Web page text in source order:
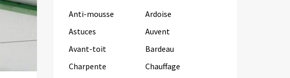
Anti-mousse
Ardoise
Astuces
Auvent
Avant-toit
Bardeau
Charpente
Chauffage